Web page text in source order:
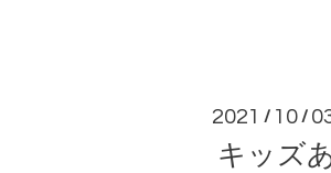
2021 / 10 /
キッズ